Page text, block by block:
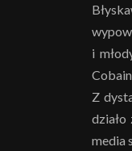
i
Z
media